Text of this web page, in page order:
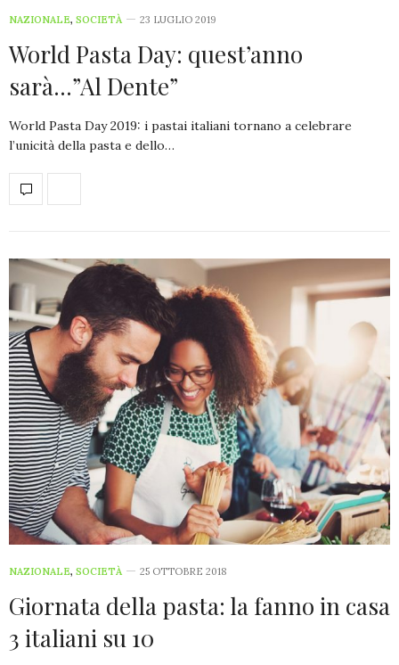
NAZIONALE, SOCIETÀ 23 LUGLIO 2019
World Pasta Day: quest’anno
sarà…”Al Dente”
World Pasta Day 2019: i pastai italiani tornano a celebrare
l’unicità della pasta e dello…
NAZIONALE, SOCIETÀ 25 OTTOBRE 2018
Giornata della pasta: la fanno in casa
3 italiani su 10